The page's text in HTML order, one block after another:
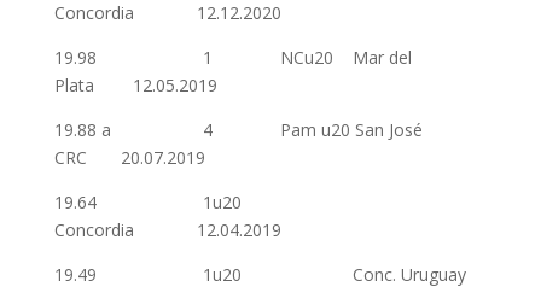
Concordia 12.12.2020
19.98 1 NCu20 Mar del
Plata 12.05.2019
19.88 a 4 Pam u20 San José
CRC 20.07.2019
19.64 1u20
Concordia 12.04.2019
19.49 1u20 Conc. Uruguay